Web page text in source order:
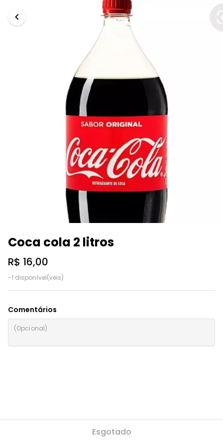
Coca cola 2 litros
R$ 16,00
-1 disponível(veis)
Comentários
Esgotado